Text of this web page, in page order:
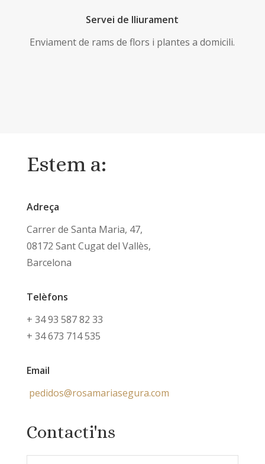
Servei de lliurament
Enviament de rams de flors i plantes a domicili.
Estem a:
Adreça
Carrer de Santa Maria, 47,
08172 Sant Cugat del Vallès,
Barcelona
Telèfons
+ 34 93 587 82 33
+ 34 673 714 535
Email
pedidos@rosamariasegura.com
Contacti'ns